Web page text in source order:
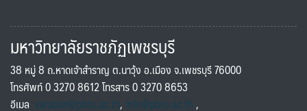
มหาวิทยาลัยราชภัฏเพชรบุรี
38 หมู่ 8 ถ.หาดเจ้าสำราญ ต.นาวุ้ง อ.เมือง จ.เพชรบุรี 76000
โทรศัพท์ 0 3270 8612 โทรสาร 0 3270 8653
อีเมล saraban@pbru.ac.th, info@pbru.ac.th,